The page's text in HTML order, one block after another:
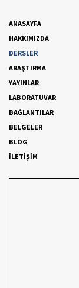
ANASAYFA
HAKKIMIZDA
DERSLER
ARAŞTIRMA
YAYINLAR
LABORATUVAR
BAĞLANTILAR
BELGELER
BLOG
İLETİŞİM